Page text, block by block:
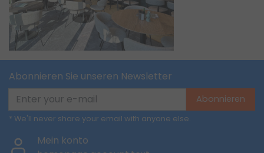
Abonnieren Sie unseren Newsletter
Abonnieren
* We'll never share your email with anyone else.
Mein konto